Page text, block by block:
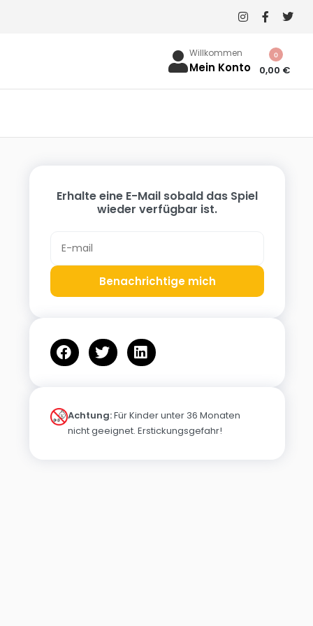
Willkommen
Mein Konto 0,00 €
0
Erhalte eine E-Mail sobald das Spiel
wieder verfügbar ist.
Benachrichtige mich
Achtung:Für Kinder unter 36 Monaten
nicht geeignet. Erstickungsgefahr!